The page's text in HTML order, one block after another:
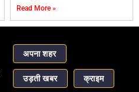
Read More »
अपना शहर
उड़ती खबर क्राइम